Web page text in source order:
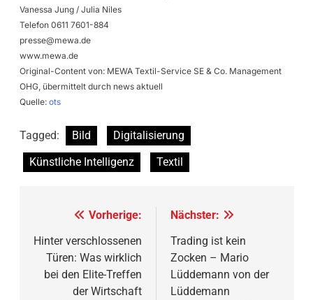
Vanessa Jung / Julia Niles
Telefon 0611 7601-884
presse@mewa.de
www.mewa.de
Original-Content von: MEWA Textil-Service SE & Co. Management
OHG, übermittelt durch news aktuell
Quelle: ots
Tagged: Bild
Digitalisierung
Künstliche Intelligenz
Textil
Beitragsnavigation
Vorherige:
Hinter verschlossenen
Türen: Was wirklich
bei den Elite-Treffen
der Wirtschaft
Nächster:
Trading ist kein
Zocken – Mario
Lüddemann von der
Lüddemann